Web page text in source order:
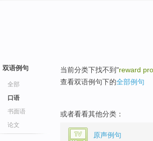
双语例句
全部
口语
书面语
论文
当前分类下找不到"reward
查看双语例句下的全部例句
或者看看其他分类：
原声例句